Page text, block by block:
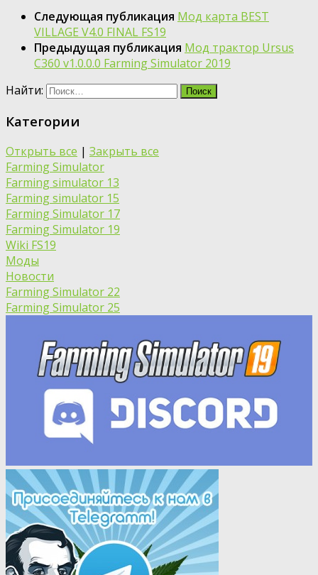
Следующая публикация Мод карта BEST
VILLAGE V4.0 FINAL FS19
Предыдущая публикация Moд трактор Ursus
C360 v1.0.0.0 Farming Simulator 2019
Найти:
Категории
Открыть все | Закрыть все
Farming Simulator
Farming simulator 13
Farming simulator 15
Farming Simulator 17
Farming Simulator 19
Wiki FS19
Моды
Новости
Farming Simulator 22
Farming Simulator 25